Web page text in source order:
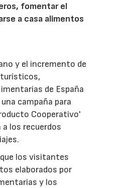
fomentar el
a casa alimentos
y el incremento de
de España
campaña para
Cooperativo'
los recuerdos
los visitantes
elaborados por
y los